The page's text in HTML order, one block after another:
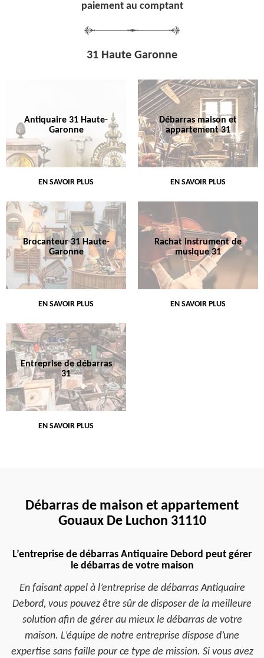
paiement au comptant
31 Haute Garonne
Antiquaire 31 Haute-
Garonne
EN SAVOIR PLUS
Débarras maison et
appartement 31
EN SAVOIR PLUS
Brocanteur 31 Haute-
Garonne
EN SAVOIR PLUS
Rachat instrument de
musique 31
EN SAVOIR PLUS
Entreprise de débarras
31
EN SAVOIR PLUS
Débarras de maison et appartement
Gouaux De Luchon 31110
L’entreprise de débarras Antiquaire Debord peut gérer
le débarras de votre maison
En faisant appel à l’entreprise de débarras Antiquaire
Debord, vous pouvez être sûr de disposer de la meilleure
solution afin de gérer au mieux le débarras de votre
maison. L’équipe de notre entreprise dispose d’une
expertise sans faille pour ce type de mission. Si vous avez